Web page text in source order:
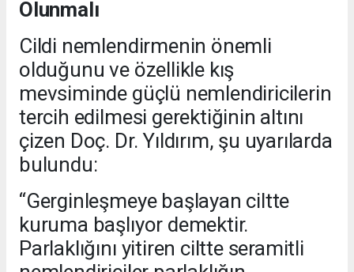
Olunmalı
Cildi nemlendirmenin önemli
olduğunu ve özellikle kış
mevsiminde güçlü nemlendiricilerin
tercih edilmesi gerektiğinin altını
çizen Doç. Dr. Yıldırım, şu uyarılarda
bulundu:
“Gerginleşmeye başlayan ciltte
kuruma başlıyor demektir.
Parlaklığını yitiren ciltte seramitli